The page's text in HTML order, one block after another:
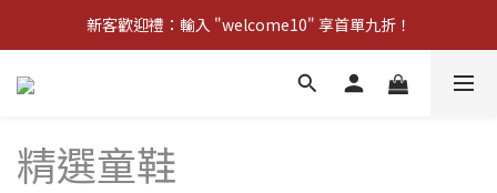
新客歡迎禮：輸入 "welcome10" 享首單九折！
新客歡迎禮：輸入 "welcome10" 享首單九折！
精選童鞋